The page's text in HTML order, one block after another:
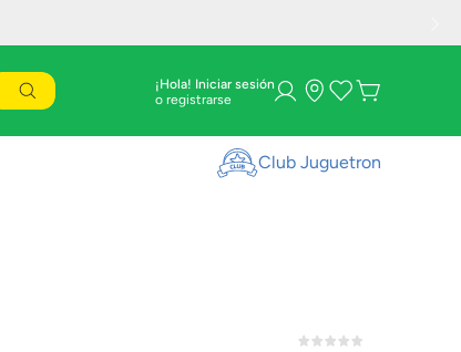
¡Hola! Iniciar sesión
Club Juguetron